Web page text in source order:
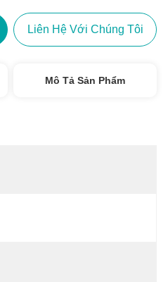
Liên Hệ Với Chúng Tôi
Mô Tả Sản Phẩm